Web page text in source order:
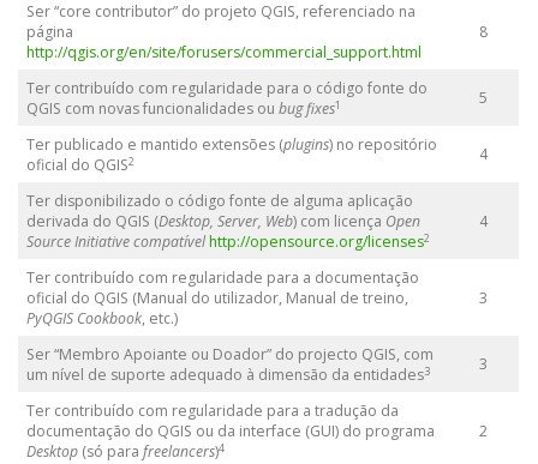
Ser “core contributor” do projeto QGIS, referenciado na
página
http://qgis.org/en/site/forusers/commercial_support.html
8
Ter contribuído com regularidade para o código fonte do
QGIS com novas funcionalidades oubug fixes1 5
Ter publicado e mantido extensões (plugins) no repositório
oficial do QGIS2 4
Ter disponibilizado o código fonte de alguma aplicação
derivada do QGIS (Desktop, Server, Web) com licença Open
Source Initiative compatívelhttp://opensource.org/licenses2
4
Ter contribuído com regularidade para a documentação
oficial do QGIS (Manual do utilizador, Manual de treino,
PyQGIS Cookbook, etc.)
3
Ser “Membro Apoiante ou Doador” do projecto QGIS, com
um nível de suporte adequado à dimensão da entidades3 3
Ter contribuído com regularidade para a tradução da
documentação do QGIS ou da interface (GUI) do programa
Desktop (só parafreelancers)4
2